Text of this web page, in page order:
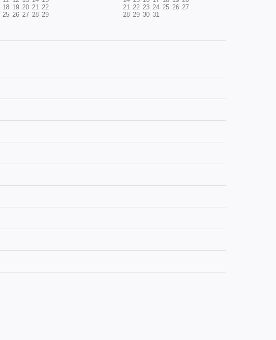
18 19 20 21 22
25 26 27 28 29
21 22 23 24 25 26 27
28 29 30 31